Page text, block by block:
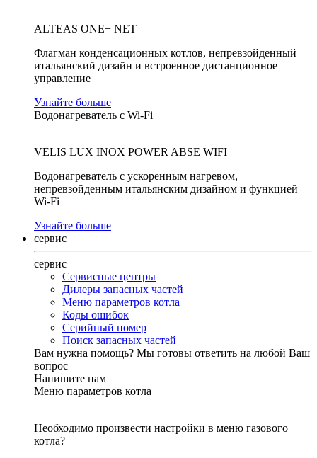
ALTEAS ONE+ NET
Флагман конденсационных котлов, непревзойденный
итальянский дизайн и встроенное дистанционное
управление
Узнайте больше
Водонагреватель с Wi-Fi
VELIS LUX INOX POWER ABSE WIFI
Водонагреватель с ускоренным нагревом,
непревзойденным итальянским дизайном и функцией
Wi-Fi
Узнайте больше
сервис
сервис
Сервисные центры
Дилеры запасных частей
Меню параметров котла
Коды ошибок
Серийный номер
Поиск запасных частей
Вам нужна помощь? Мы готовы ответить на любой Ваш
вопрос
Напишите нам
Меню параметров котла
Необходимо произвести настройки в меню газового
котла?